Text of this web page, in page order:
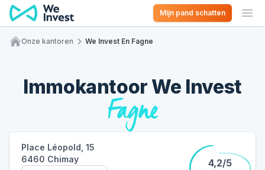
Ga naar de inhoud
Mijn pand schatten
Onze kantoren We Invest En Fagne
Immokantoor We Invest
Fagne
Place Léopold, 15
6460 Chimay
4,2/5